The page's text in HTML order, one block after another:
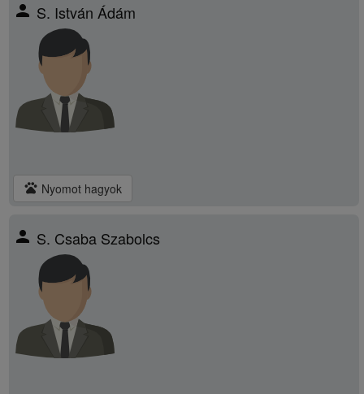
person S. István Ádám
pets Nyomot hagyok
person S. Csaba Szabolcs